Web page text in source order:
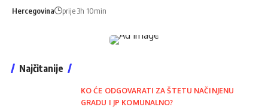
Hercegovina prije 3h 10min
Najčitanije
KO ĆE ODGOVARATI ZA ŠTETU NAČINJENU
GRADU I JP KOMUNALNO?